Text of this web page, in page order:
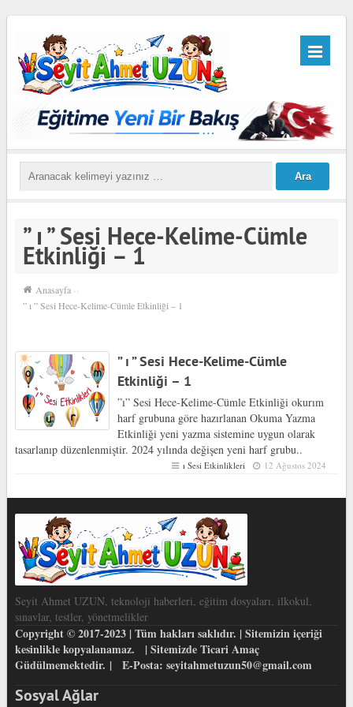
” ı ” Sesi Hece-Kelime-Cümle
Etkinliği – 1
Anasayfa ››
” ı ” Sesi Hece-Kelime-Cümle Etkinliği – 1
” ı ” Sesi Hece-Kelime-Cümle
Etkinliği – 1
”ı” Sesi Hece-Kelime-Cümle Etkinliği okurım
harf grubuna göre hazırlanan Okuma Yazma
Etkinliği yeni yazma sistemine uygun olarak
tasarlanıp düzenlenmiştir. 2024 yılında değişen yeni harf grubu..
ı Sesi Etkinlikleri 12 Ağustos 2024
Seyit Ahmet UZUN, teknoloji haberleri, eğitim dosyaları, ilkokul,
sınavlar, testler, yönetmelikler
Copyright © 2017-2023 | Tüm hakları saklıdır. | Sitemizin içeriği
kesinlikle kopyalanamaz. | Sitemizde Ticari Amaç
Güdülmemektedir. | E-Posta: seyitahmetuzun50@gmail.com
Sosyal Ağlar